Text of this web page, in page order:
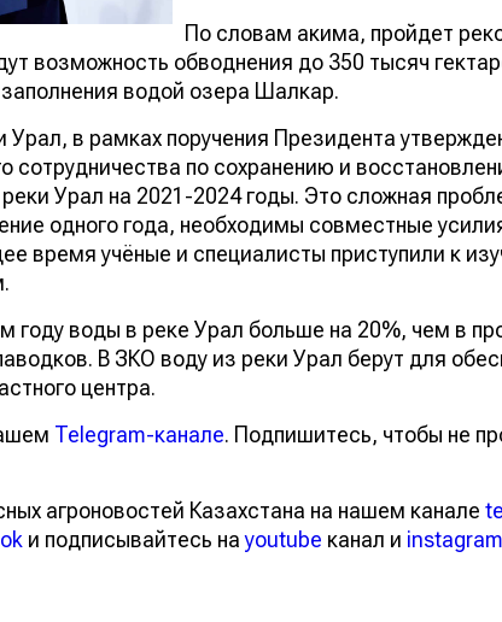
По словам акима, пройдет
возможность обводнения до 350 тысяч
водой озера Шалкар.
Урал, в рамках поручения Президента
сотрудничества по сохранению и
Урал на 2021-2024 годы. Это сложная
одного года, необходимы совместные
время учёные и специалисты приступили к
году воды в реке Урал больше на 20%, чем в
В ЗКО воду из реки Урал берут для
центра.
Telegram-канале. Подпишитесь, чтобы не
агроновостей Казахстана на нашем канале
и подписывайтесь наyoutube канал и instagram